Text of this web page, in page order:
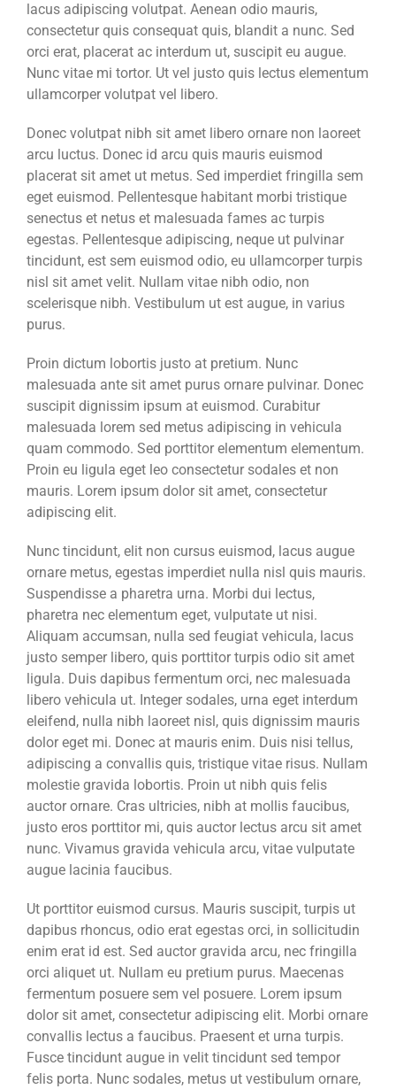
lacus adipiscing volutpat. Aenean odio mauris,
consectetur quis consequat quis, blandit a nunc. Sed
orci erat, placerat ac interdum ut, suscipit eu augue.
Nunc vitae mi tortor. Ut vel justo quis lectus elementum
ullamcorper volutpat vel libero.
Donec volutpat nibh sit amet libero ornare non laoreet
arcu luctus. Donec id arcu quis mauris euismod
placerat sit amet ut metus. Sed imperdiet fringilla sem
eget euismod. Pellentesque habitant morbi tristique
senectus et netus et malesuada fames ac turpis
egestas. Pellentesque adipiscing, neque ut pulvinar
tincidunt, est sem euismod odio, eu ullamcorper turpis
nisl sit amet velit. Nullam vitae nibh odio, non
scelerisque nibh. Vestibulum ut est augue, in varius
purus.
Proin dictum lobortis justo at pretium. Nunc
malesuada ante sit amet purus ornare pulvinar. Donec
suscipit dignissim ipsum at euismod. Curabitur
malesuada lorem sed metus adipiscing in vehicula
quam commodo. Sed porttitor elementum elementum.
Proin eu ligula eget leo consectetur sodales et non
mauris. Lorem ipsum dolor sit amet, consectetur
adipiscing elit.
Nunc tincidunt, elit non cursus euismod, lacus augue
ornare metus, egestas imperdiet nulla nisl quis mauris.
Suspendisse a pharetra urna. Morbi dui lectus,
pharetra nec elementum eget, vulputate ut nisi.
Aliquam accumsan, nulla sed feugiat vehicula, lacus
justo semper libero, quis porttitor turpis odio sit amet
ligula. Duis dapibus fermentum orci, nec malesuada
libero vehicula ut. Integer sodales, urna eget interdum
eleifend, nulla nibh laoreet nisl, quis dignissim mauris
dolor eget mi. Donec at mauris enim. Duis nisi tellus,
adipiscing a convallis quis, tristique vitae risus. Nullam
molestie gravida lobortis. Proin ut nibh quis felis
auctor ornare. Cras ultricies, nibh at mollis faucibus,
justo eros porttitor mi, quis auctor lectus arcu sit amet
nunc. Vivamus gravida vehicula arcu, vitae vulputate
augue lacinia faucibus.
Ut porttitor euismod cursus. Mauris suscipit, turpis ut
dapibus rhoncus, odio erat egestas orci, in sollicitudin
enim erat id est. Sed auctor gravida arcu, nec fringilla
orci aliquet ut. Nullam eu pretium purus. Maecenas
fermentum posuere sem vel posuere. Lorem ipsum
dolor sit amet, consectetur adipiscing elit. Morbi ornare
convallis lectus a faucibus. Praesent et urna turpis.
Fusce tincidunt augue in velit tincidunt sed tempor
felis porta. Nunc sodales, metus ut vestibulum ornare,